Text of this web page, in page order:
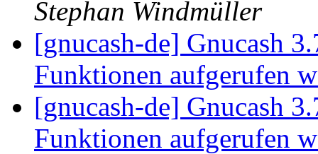
Stephan Windmüller
[gnucash-de] Gnucash
Funktionen aufgerufen
[gnucash-de] Gnucash
Funktionen aufgerufen